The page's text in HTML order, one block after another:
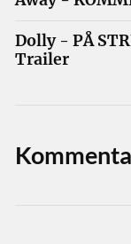
Dolly - PÅ
Trailer